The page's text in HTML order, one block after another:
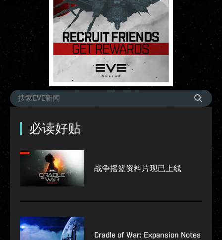
必读好贴
战争摇篮资料片现已上线
Cradle of War: Expansion Notes